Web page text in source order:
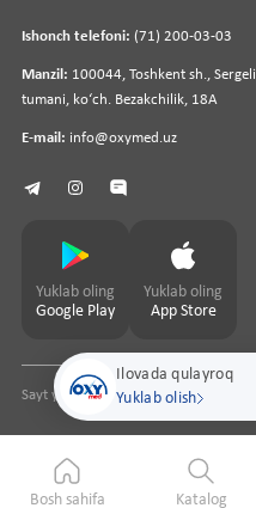
Ilovada qulayroq
Yuklab olish
Ishonch telefoni: (71) 200-03-03
Manzil: 100044, Toshkent sh., Sergeli
tumani, koʻch. Bezakchilik, 18A
E-mail: info@oxymed.uz
Yuklab oling
Google Play
Yuklab oling
App Store
Sayt yaratuvchipharmit.uz
Bosh sahifa Katalog